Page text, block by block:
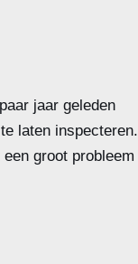
jaar geleden
laten inspecteren.
groot probleem